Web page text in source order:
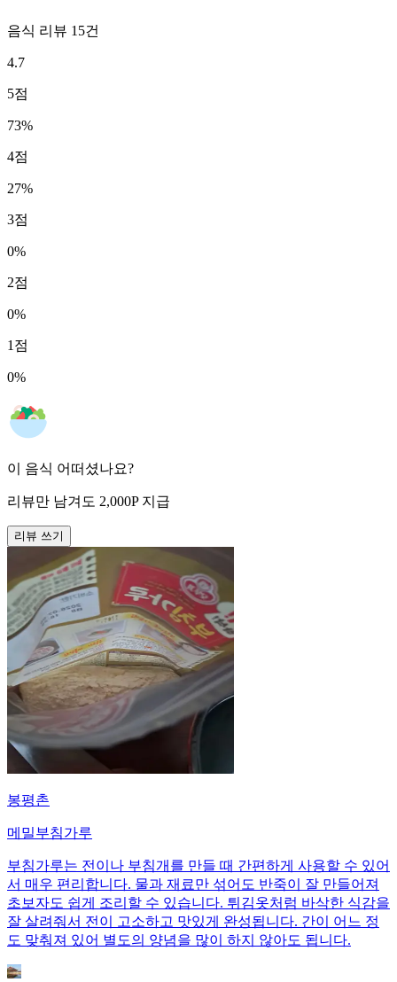
음식 리뷰 15건
4.7
5점
73%
4점
27%
3점
0%
2점
0%
1 점
0%
이 음식 어떠셨나요?
리뷰만 남겨도 2,000P 지급
리뷰 쓰기
봉평촌
메밀부침가루
부침가루는 전이나 부침개를 만들 때 간편하게 사용할 수 있어
서 매우 편리합니다. 물과 재료만 섞어도 반죽이 잘 만들어져
초보자도 쉽게 조리할 수 있습니다. 튀김옷처럼 바삭한 식감을
잘 살려줘서 전이 고소하고 맛있게 완성됩니다. 간이 어느 정
도 맞춰져 있어 별도의 양념을 많이 하지 않아도 됩니다.